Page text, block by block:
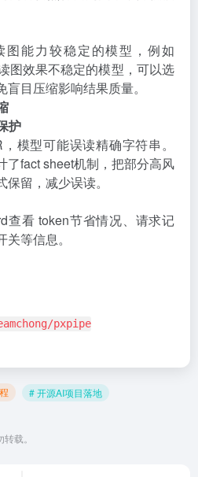
图能力较稳定的模型，例如
图效果不稳定的模型，可以选
目压缩影响结果质量。
护
模型可能误读精确字符串。
了fact sheet机制，把部分高风
留，减少误读。
查看 token节省情况、请求记
等信息。
pxpipe
# 开源AI项目落地
载。